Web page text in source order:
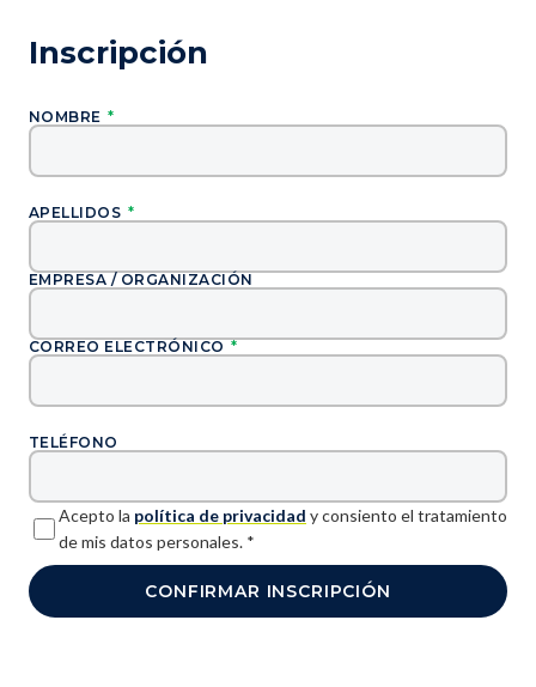
Inscripción
NOMBRE *
APELLIDOS *
EMPRESA / ORGANIZACIÓN
CORREO ELECTRÓNICO *
TELÉFONO
Acepto la política de privacidad y consiento el tratamiento
de mis datos personales. *
CONFIRMAR INSCRIPCIÓN